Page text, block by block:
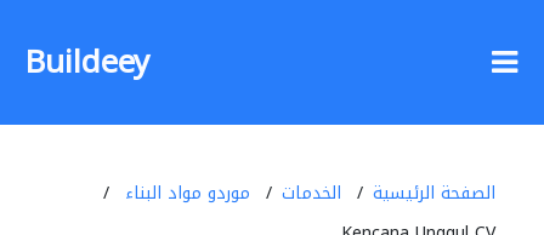
Buildeey
الصفحة الرئيسية الخدمات
موردو مواد البناء